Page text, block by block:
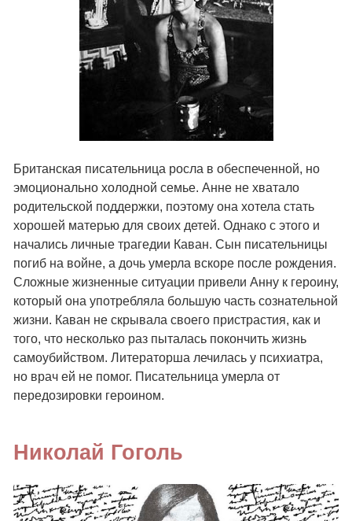
Британская писательница росла в обеспеченной, но
эмоционально холодной семье. Анне не хватало
родительской поддержки, поэтому она хотела стать
хорошей матерью для своих детей. Однако с этого и
начались личные трагедии Каван. Сын писательницы
погиб на войне, а дочь умерла вскоре после рождения.
Сложные жизненные ситуации привели Анну к героину,
который она употребляла большую часть сознательной
жизни. Каван не скрывала своего пристрастия, как и
того, что несколько раз пыталась покончить жизнь
самоубийством. Литераторша лечилась у психиатра,
но врач ей не помог. Писательница умерла от
передозировки героином.
Николай Гоголь